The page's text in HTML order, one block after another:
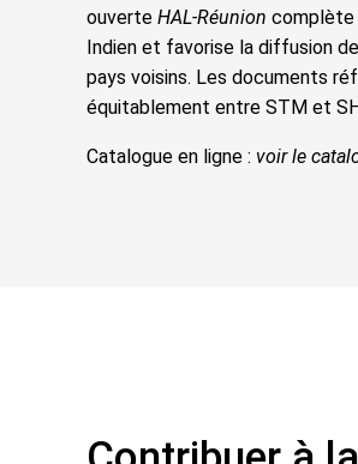
ouverte HAL-Réunion complète
Indien et favorise la diffusion
pays voisins. Les documents
équitablement entre STM et
Catalogue en ligne : voir le